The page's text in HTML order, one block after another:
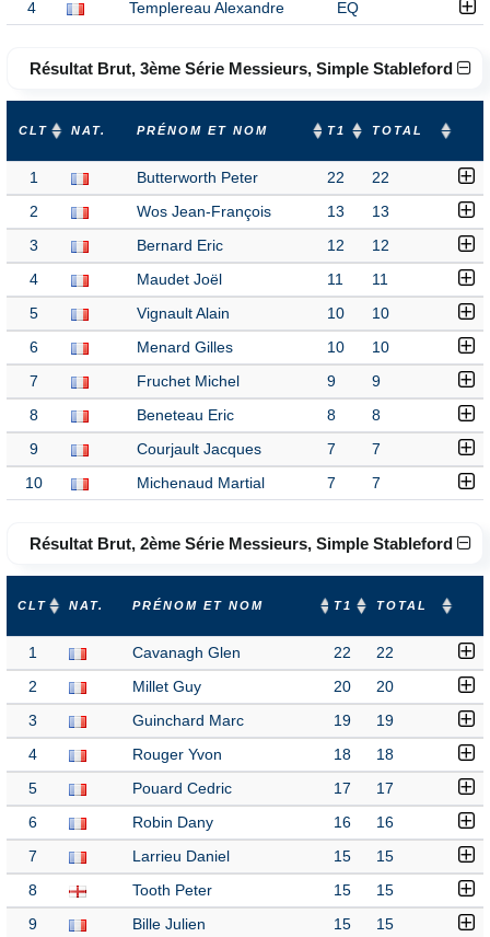
4 Templereau Alexandre EQ
Résultat Brut, 3ème Série Messieurs, Simple Stableford
CLT NAT. PRÉNOM ET NOM T1 TOTAL
1 Butterworth Peter 22 22
2 Wos Jean-François 13 13
3 Bernard Eric 12 12
4 Maudet Joël 11 11
5 Vignault Alain 10 10
6 Menard Gilles 10 10
7 Fruchet Michel 9 9
8 Beneteau Eric 8 8
9 Courjault Jacques 7 7
10 Michenaud Martial 7 7
Résultat Brut, 2ème Série Messieurs, Simple Stableford
CLT NAT. PRÉNOM ET NOM T1 TOTAL
1 Cavanagh Glen 22 22
2 Millet Guy 20 20
3 Guinchard Marc 19 19
4 Rouger Yvon 18 18
5 Pouard Cedric 17 17
6 Robin Dany 16 16
7 Larrieu Daniel 15 15
8 Tooth Peter 15 15
9 Bille Julien 15 15